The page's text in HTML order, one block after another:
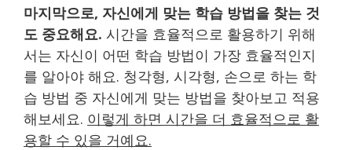
마지막으로, 자신에게 맞는 학습 방법을 찾는 것
도 중요해요. 시간을 효율적으로 활용하기 위해
서는 자신이 어떤 학습 방법이 가장 효율적인지
를 알아야 해요. 청각형, 시각형, 손으로 하는 학
습 방법 중 자신에게 맞는 방법을 찾아보고 적용
해보세요. 이렇게 하면 시간을 더 효율적으로 활
용할 수 있을 거예요.